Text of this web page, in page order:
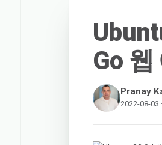
Go
Pranay
2022-08-03